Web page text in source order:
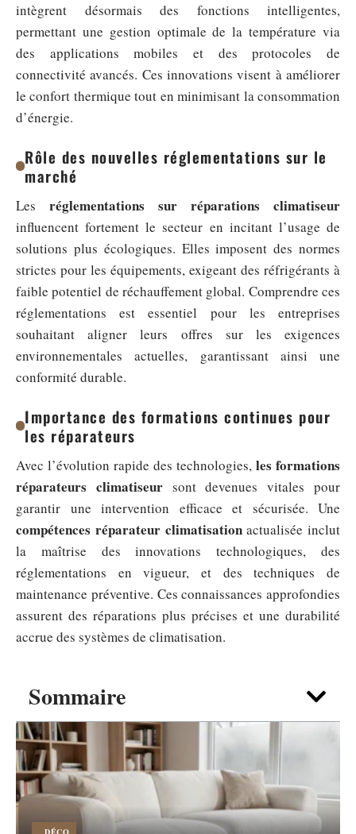
Sommaire
DÉCO
intègrent désormais des fonctions intelligentes,
permettant une gestion optimale de la température via
des applications mobiles et des protocoles de
connectivité avancés. Ces innovations visent à améliorer
le confort thermique tout en minimisant la consommation
d’énergie.
Rôle des nouvelles réglementations sur le
marché
Les réglementations sur réparations climatiseur
influencent fortement le secteur en incitant l’usage de
solutions plus écologiques. Elles imposent des normes
strictes pour les équipements, exigeant des réfrigérants à
faible potentiel de réchauffement global. Comprendre ces
réglementations est essentiel pour les entreprises
souhaitant aligner leurs offres sur les exigences
environnementales actuelles, garantissant ainsi une
conformité durable.
Importance des formations continues pour
les réparateurs
Avec l’évolution rapide des technologies, les formations
réparateurs climatiseursont devenues vitales pour
garantir une intervention efficace et sécurisée. Une
compétences réparateur climatisationactualisée inclut
la maîtrise des innovations technologiques, des
réglementations en vigueur, et des techniques de
maintenance préventive. Ces connaissances approfondies
assurent des réparations plus précises et une durabilité
accrue des systèmes de climatisation.